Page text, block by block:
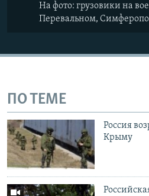
На фото: грузовики на
Перевальном,
ПО ТЕМЕ
Россия
Крыму